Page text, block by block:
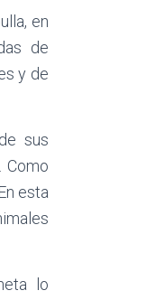
en
de
y de
sus
Como
esta
lo